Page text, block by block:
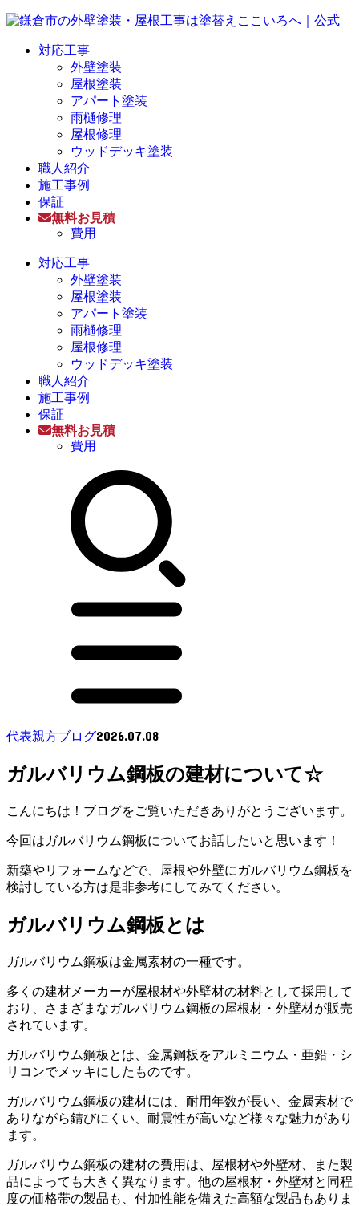
対応工事
外壁塗装
屋根塗装
アパート塗装
雨樋修理
屋根修理
ウッドデッキ塗装
職人紹介
施工事例
保証
無料お見積
費用
対応工事
外壁塗装
屋根塗装
アパート塗装
雨樋修理
屋根修理
ウッドデッキ塗装
職人紹介
施工事例
保証
無料お見積
費用
代表親方ブログ2026.07.08
ガルバリウム鋼板の建材について☆
こんにちは！ブログをご覧いただきありがとうございます。
今回はガルバリウム鋼板についてお話したいと思います！
新築やリフォームなどで、屋根や外壁にガルバリウム鋼板を
検討している方は是非参考にしてみてください。
ガルバリウム鋼板とは
ガルバリウム鋼板は金属素材の一種です。
多くの建材メーカーが屋根材や外壁材の材料として採用して
おり、さまざまなガルバリウム鋼板の屋根材・外壁材が販売
されています。
ガルバリウム鋼板とは、金属鋼板をアルミニウム・亜鉛・シ
リコンでメッキにしたものです。
ガルバリウム鋼板の建材には、耐用年数が長い、金属素材で
ありながら錆びにくい、耐震性が高いなど様々な魅力があり
ます。
ガルバリウム鋼板の建材の費用は、屋根材や外壁材、また製
品によっても大きく異なります。他の屋根材・外壁材と同程
度の価格帯の製品も、付加性能を備えた高額な製品もありま